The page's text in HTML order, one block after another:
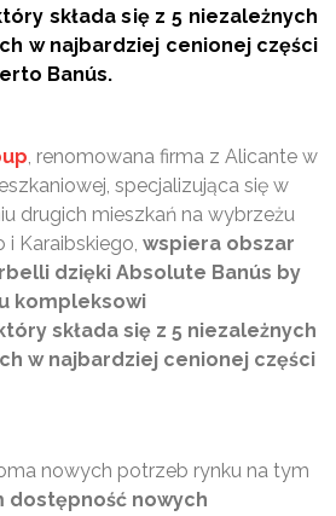
składa się z 5 niezależnych
w najbardziej cenionej części
Banús.
, renomowana firma z Alicante w
specjalizująca się w
drugich mieszkań na wybrzeżu
i Karaibskiego, wspiera obszar
dzięki Absolute Banús by
kompleksowi
składa się z 5 niezależnych
w najbardziej cenionej części
nowych potrzeb rynku na tym
dostępność nowych